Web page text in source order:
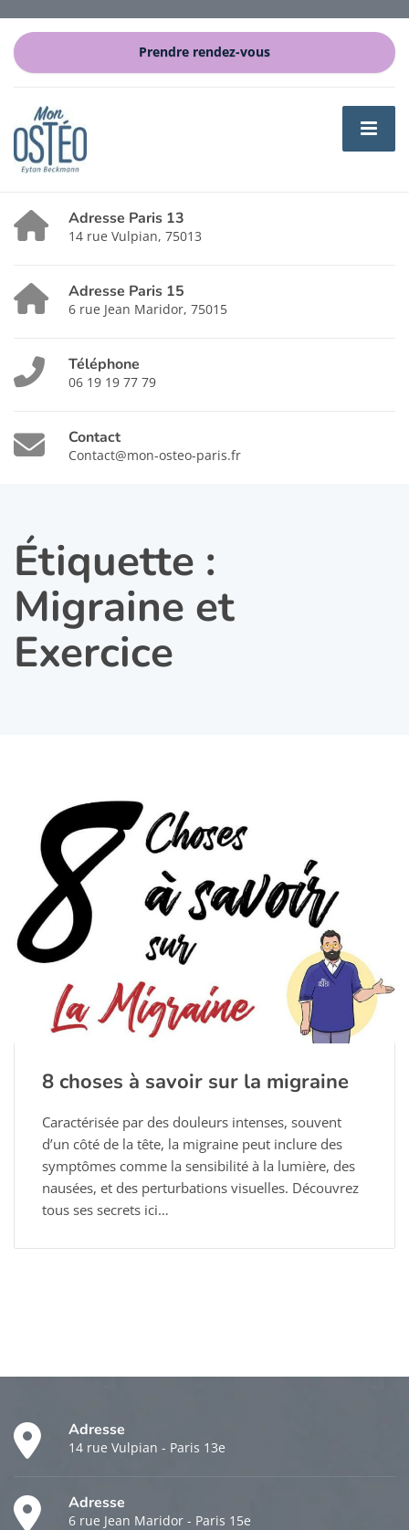
Prendre rendez-vous
Adresse Paris 13
14 rue Vulpian, 75013
Adresse Paris 15
6 rue Jean Maridor, 75015
Téléphone
06 19 19 77 79
Contact
Contact@mon-osteo-paris.fr
Étiquette :
Migraine et
Exercice
8 choses à savoir sur la migraine
Caractérisée par des douleurs intenses, souvent
d’un côté de la tête, la migraine peut inclure des
symptômes comme la sensibilité à la lumière, des
nausées, et des perturbations visuelles. Découvrez
tous ses secrets ici…
Adresse
14 rue Vulpian - Paris 13e
Adresse
6 rue Jean Maridor - Paris 15e